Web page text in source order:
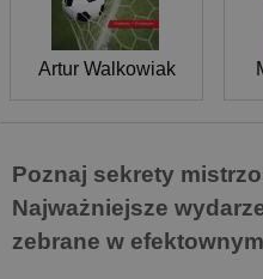
Artur Walkowiak
Poznaj sekrety
Najważniejsze
zebrane w